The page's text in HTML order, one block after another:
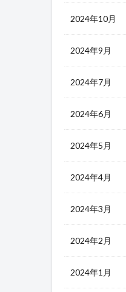
2024年10月
2024年9月
2024年7月
2024年6月
2024年5月
2024年4月
2024年3月
2024年2月
2024年1月